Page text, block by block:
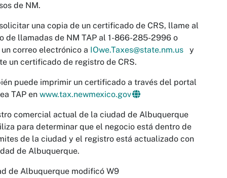
de NM.
una copia de un certificado de CRS, llame al
de llamadas de NM TAP al 1-866-285-2996 o
un correo electrónico a IOwe.Taxes@state.nm.us y
un certificado de registro de CRS.
puede imprimir un certificado a través del portal
TAP en www.tax.newmexico.gov
comercial actual de la ciudad de Albuquerque
para determinar que el negocio está dentro de
de la ciudad y el registro está actualizado con
de Albuquerque.
de Albuquerque modificó W9